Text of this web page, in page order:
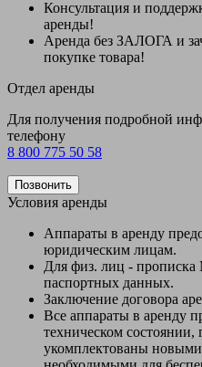
Консультация и
аренды!
Аренда без ЗАЛОГА и
покупке товара!
Отдел аренды
Для получения подробной
телефону
8 800 775 50 58
Позвонить
Условия аренды
Аппараты в аренду
юридическим лицам.
Для физ. лиц -
паспортных данных.
Заключение договора
Все аппараты в аренду
техническом
укомплектованы